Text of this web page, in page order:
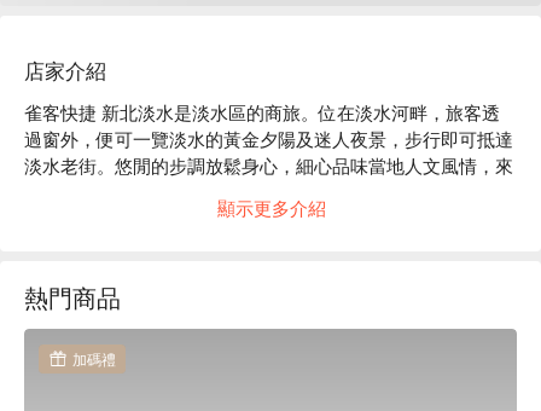
店家介紹
雀客快捷 新北淡水是淡水區的商旅。位在淡水河畔，旅客透
過窗外，便可一覽淡水的黃金夕陽及迷人夜景，步行即可抵達
淡水老街。悠閒的步調放鬆身心，細心品味當地人文風情，來
雀客快捷 新北淡水評價：Google 4.3 星
有隱私，充分體現新世代旅行樣貌。
雀客快捷 新北淡水優惠、雀客快捷 新北淡水住宿方案、雀客
快捷 新北淡水休息方案立刻查看⬇︎
顯示更多介紹
熱門商品
加碼禮